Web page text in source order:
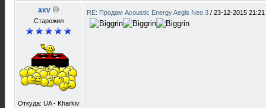
axv
Старожил
Откуда: UA - Kharkiv
RE: Продам Acoustic Energy Aegis Neo 3 / 23-12-2015 21:21